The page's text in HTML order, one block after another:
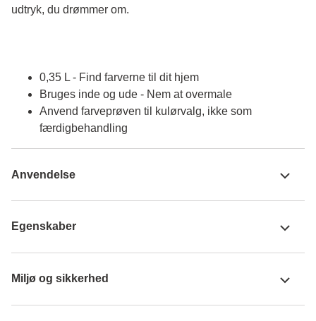
udtryk, du drømmer om.
0,35 L - Find farverne til dit hjem
Bruges inde og ude - Nem at overmale
Anvend farveprøven til kulørvalg, ikke som
færdigbehandling
Anvendelse
Egenskaber
Miljø og sikkerhed